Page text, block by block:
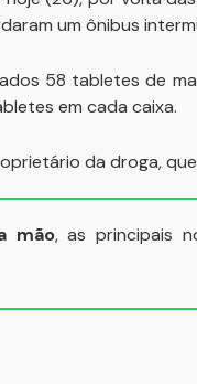
um ônibus
58 tabletes de
em cada caixa.
da droga,
mão, as principais